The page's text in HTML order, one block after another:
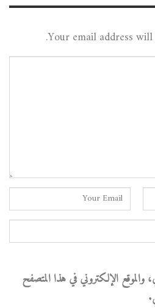
Your email address
الإلكتروني في هذا المتصفح